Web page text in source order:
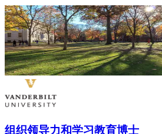
组织领导力和学习教育博士